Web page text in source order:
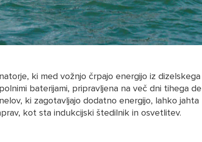
ki med vožnjo črpajo energijo iz
baterijami, pripravljena na več dni tihega
ki zagotavljajo dodatno energijo, lahko jahta
kot sta indukcijski štedilnik in osvetlitev.